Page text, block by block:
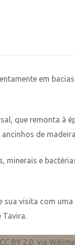
em bacias
que remonta à
de
minerais e
sua visita com uma
Tavira.